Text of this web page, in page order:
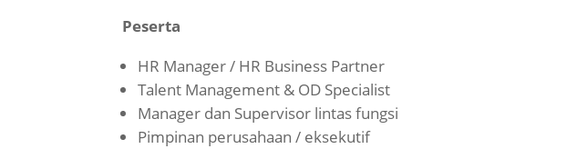
Peserta
HR Manager / HR Business Partner
Talent Management & OD Specialist
Manager dan Supervisor lintas fungsi
Pimpinan perusahaan / eksekutif